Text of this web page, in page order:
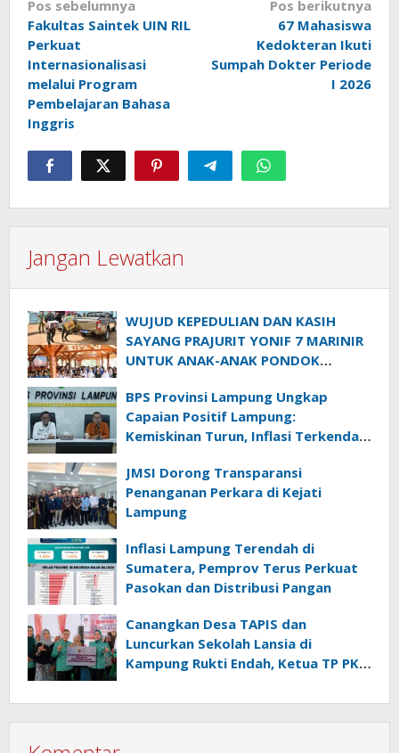
Navigasi
pos
Pos sebelumnya
Fakultas Saintek UIN RIL
Perkuat
Internasionalisasi
melalui Program
Pembelajaran Bahasa
Inggris
Pos berikutnya
67 Mahasiswa
Kedokteran Ikuti
Sumpah Dokter Periode
I 2026
Jangan Lewatkan
WUJUD KEPEDULIAN DAN KASIH
SAYANG PRAJURIT YONIF 7 MARINIR
UNTUK ANAK-ANAK PONDOK
BPS Provinsi Lampung Ungkap
Capaian Positif Lampung:
Kemiskinan Turun, Inflasi Terkendali,
JMSI Dorong Transparansi
Penanganan Perkara di Kejati
Lampung
Inflasi Lampung Terendah di
Sumatera, Pemprov Terus Perkuat
Pasokan dan Distribusi Pangan
Canangkan Desa TAPIS dan
Luncurkan Sekolah Lansia di
Kampung Rukti Endah, Ketua TP PKK
SDM Dimulai dari Desa